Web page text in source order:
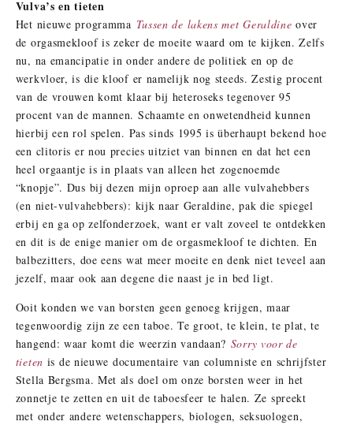
Vulva’s en tieten
Het nieuwe programma Tussen de lakens met Geraldineover
de orgasmekloof is zekerde moeite waard om te kijken. Zelfs
nu, na emancipatie in onder andere de politiek en op de
werkvloer, is die kloof er namelijk nog steeds. Zestig procent
van de vrouwen komt klaar bij heteroseks tegenover 95
procent van de mannen. Schaamte en onwetendheid kunnen
hierbij een rol spelen. Pas sinds 1995 is überhaupt bekend hoe
een clitoris er nou precies uitziet van binnen en dat het een
heel orgaantje is in plaats van alleen het zogenoemde
“knopje”. Dus bijdezen mijn oproep aan alle vulvahebbers
(en niet-vulvahebbers): kijk naar Geraldine, pak die spiegel
erbij en ga op zelfonderzoek, want er valt zoveel te ontdekken
en dit is de enige manier om de orgasmekloof te dichten. En
balbezitters, doe eens wat meer moeite en denk niet teveel aan
jezelf, maar ook aan degene die naast je in bed ligt.
Ooit konden we van borsten geen genoeg krijgen, maar
tegenwoordig zijn ze een taboe. Te groot, te klein, te plat, te
hangend: waar komt die weerzin vandaan? Sorry voor de
tieten is de nieuwe documentaire van columniste en schrijfster
Stella Bergsma. Met als doel om onze borsten weer in het
zonnetje te zetten en uit de taboesfeer te halen. Ze spreekt
met onder andere wetenschappers, biologen, seksuologen,